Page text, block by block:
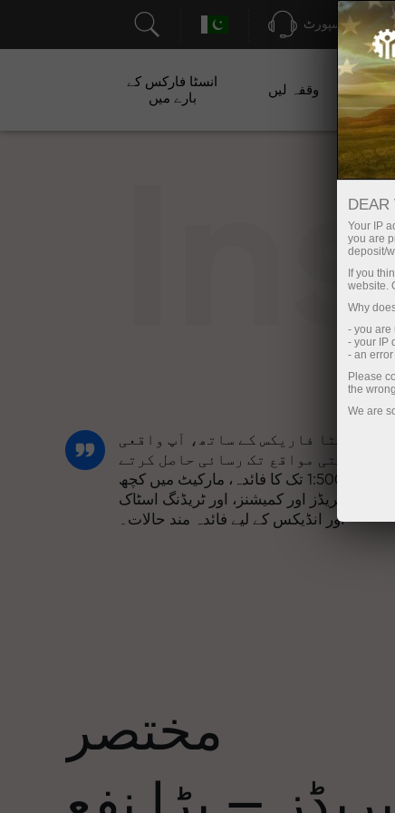
سپورٹ
وقفہ لیں
انسٹا فارکس کے
بارے میں
انسٹا فاریکس کے ساتھ، آپ واقعی
مسابقتی مواقع تک رسائی حاصل کرتے
ہیں: 1:5000 تک کا فائدہ، مارکیٹ میں کچھ
اسپریڈز اور کمیشنز، اور ٹریڈنگ اسٹاک
اور انڈیکس کے لیے فائدہ مند حالات۔
جیسی قدروں کا اشتراک کرتی ہے۔ ایلس
لوپرائس ٹریڈنگ کی دنیا میں ڈرائیو
مختصر
DEAR
Your IP
you are
deposit/
If you
website.
Why
- you are
- your IP
- an
Please
the
We are